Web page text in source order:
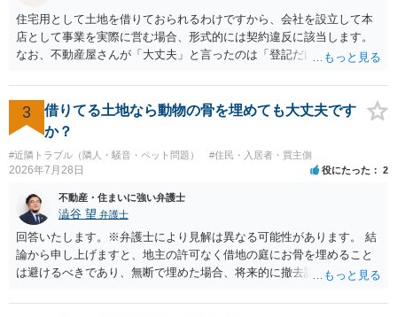
住宅用として土地を借りておられるわけですから、会社を設立して本
店として事業を実際に営む場合、形式的には契約違反に該当します。
なお、不動産屋さんが「大丈夫」と言ったのは「登記だけなら実務上
れますが、これは法的な保証ではありません。 ただ、解除まで認めら
れるかどうかについては信頼関係が破壊されたかどうかで判断されま
すので、建物を事務所・店舗用に大きく改築する等までなさらない限
り、リスクはそれほど大きくないかもしれません。 しかしそれでも、
大家さんが契約違反を口実に、将来の更新時に更新料の上乗せを要求
したり、立ち退きを迫る材料に使ったりする可能性は否定できませ
ん。
3
借りてる土地なら動物の骨を埋めても大丈夫です
か？
#近隣トラブル（隣人・騒音・ペット問題） #住民・入居者・買主側
2026年7月28日 役にたった 2
不動産・住まいに強い弁護士
澁谷 望 弁護士
回答いたします。※弁護士により見解は異なる可能性があります。 結
論から申し上げますと、地主の許可なく借地の庭にお骨を埋めること
は避けるべきであり、無断で埋めた場合、将来的に撤去請求や退去時
上、自分のペットの遺骨を埋める行為自体は墓地埋葬法違反や不法投